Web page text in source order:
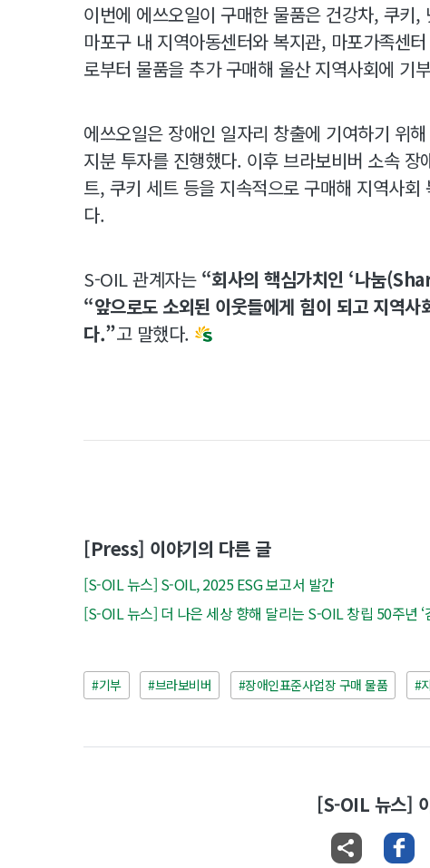
이번에 에쓰오일이 구매한 물품은 건강차, 쿠키
마포구 내 지역아동센터와 복지관, 마포가족센
로부터 물품을 추가 구매해 울산 지역사회에 기
에쓰오일은 장애인 일자리 창출에 기여하기 위
지분 투자를 진행했다. 이후 브라보비버 소속
트, 쿠키 세트 등을 지속적으로 구매해 지역사
다.
S-OIL 관계자는“회사의 핵심가치인 ‘나눔
“앞으로도 소외된 이웃들에게 힘이 되고 지역
다.”고 말했다.
[Press] 이야기의 다른 글
[S-OIL 뉴스] S-OIL, 2025 ESG 보고서 발간
[S-OIL 뉴스] 더 나은 세상 향해 달리는 S-OIL 창립 50주년 ‘
#기부 #브라보비버 #장애인표준사업장 구매 물품 #
[S-OIL 뉴스]